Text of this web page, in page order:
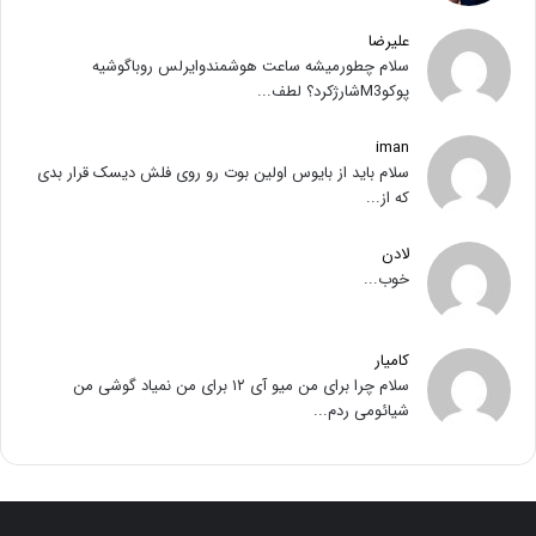
علیرضا
سلام چطورمیشه ساعت هوشمندوایرلس روباگوشیه
پوکوM3شارژکرد؟ لطف...
iman
سلام باید از بایوس اولین بوت رو روی فلش دیسک قرار بدی
که از...
لادن
خوب...
کامیار
سلام چرا برای من میو آی ۱۲ برای من نمیاد گوشی من
شیائومی ردم...